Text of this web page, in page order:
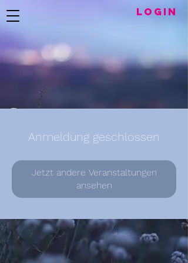
LogIN
Anmeldung geschlossen
Jetzt andere Veranstaltungen
ansehen